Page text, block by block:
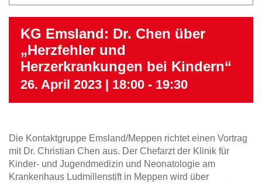
KG Emsland: Dr. Chen über
„Herzfehler und
Herzerkrankungen bei Kindern“
26. April 2023 | 18:00 - 19:30
Die Kontaktgruppe Emsland/Meppen richtet einen Vortrag
mit Dr. Christian Chen aus. Der Chefarzt der Klinik für
Kinder- und Jugendmedizin und Neonatologie am
Krankenhaus Ludmillenstift in Meppen wird über